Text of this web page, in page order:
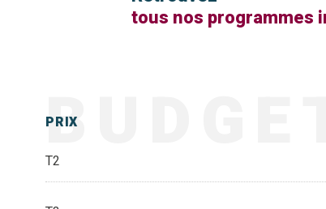
tous nos programmes
PRIX
BUDGET
T2